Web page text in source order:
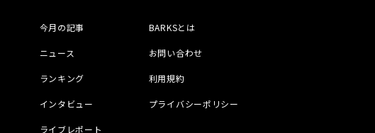
今月の記事
ニュース
ランキング
インタビュー
ライブレポート
BARKSとは
お問い合わせ
利用規約
プライバシーポリシー